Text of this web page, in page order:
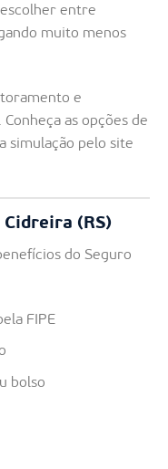
entre
muito menos
e
as opções de
simulação pelo site
(RS)
do Seguro
FIPE
bolso